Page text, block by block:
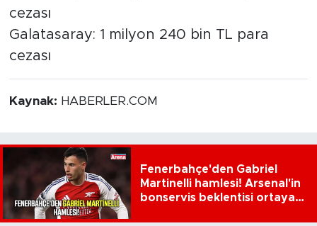
cezası
Galatasaray: 1 milyon 240 bin TL para
cezası
Kaynak: HABERLER.COM
Fenerbahçe'den Gabriel
Martinelli hamlesi! Arsenal'in
bonservis beklentisi ortaya